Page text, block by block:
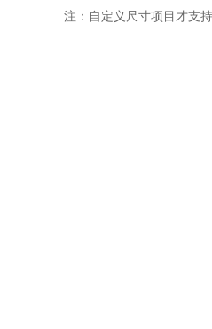
注：自定义尺寸项目才支